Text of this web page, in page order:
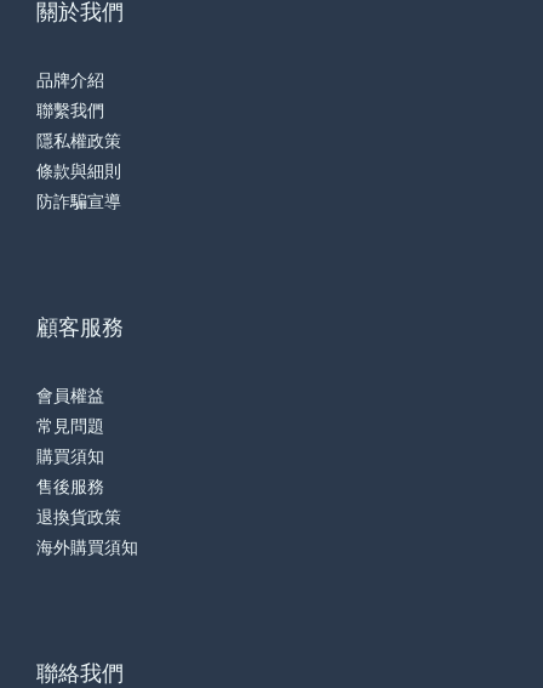
關於我們
品牌介紹
聯繫我們
隱私權政策
條款與細則
防詐騙宣導
顧客服務
會員權益
常見問題
購買須知
售後服務
退換貨政策
海外購買須知
聯絡我們